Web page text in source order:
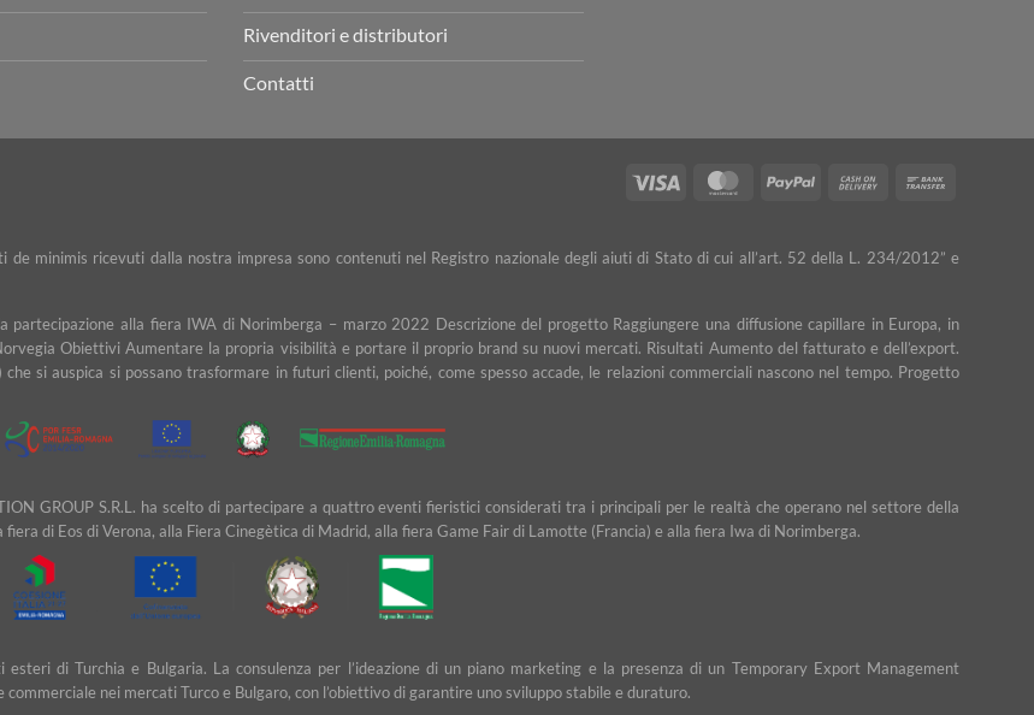
Rivenditori e distributori
Contatti
Visa MasterCardPayPal
Cash
minimis ricevuti dalla nostra impresa sono contenuti nel Registro nazionale degli aiuti di Stato di cui all’art. 52 della L. 234/2012” e
alla fiera IWA di Norimberga – marzo 2022 Descrizione del progetto Raggiungere una diffusione capillare in Europa, in
Obiettivi Aumentare la propria visibilità e portare il proprio brand su nuovi mercati. Risultati Aumento del fatturato e dell’export.
si auspica si possano trasformare in futuri clienti, poiché, come spesso accade, le relazioni commerciali nascono nel tempo. Progetto
GROUP S.R.L. ha scelto di partecipare a quattro eventi fieristici considerati tra i principali per le realtà che operano nel settore della
di Eos di Verona, alla Fiera Cinegètica di Madrid, alla fiera Game Fair di Lamotte (Francia) e alla fiera Iwa di Norimberga.
di Turchia e Bulgaria. La consulenza per l’ideazione di un piano marketing e la presenza di un Temporary Export Management
nei mercati Turco e Bulgaro, con l’obiettivo di garantire uno sviluppo stabile e duraturo.